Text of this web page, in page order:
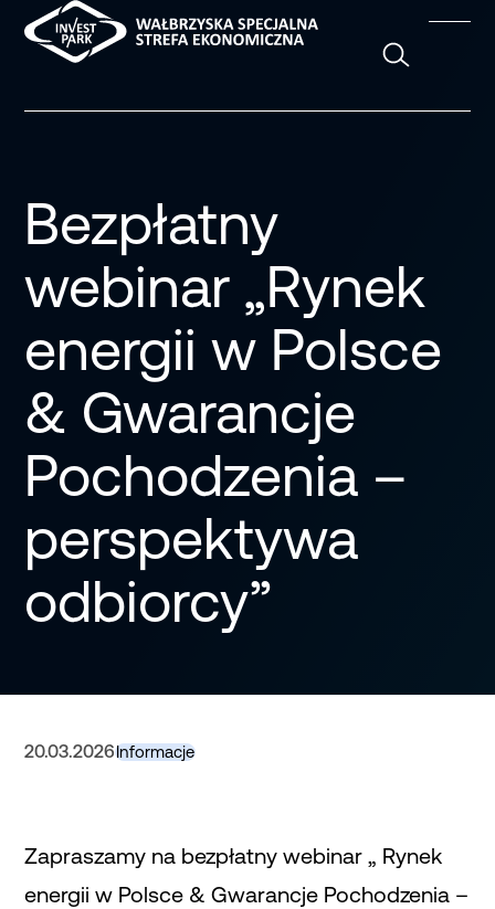
Bezpłatny
webinar „Rynek
energii w Polsce
& Gwarancje
Pochodzenia –
perspektywa
odbiorcy”
20.03.2026Informacje
Zapraszamy na bezpłatny webinar „ Rynek
energii w Polsce & Gwarancje Pochodzenia –